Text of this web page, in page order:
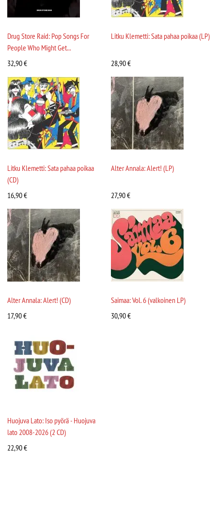
Drug Store Raid: Pop Songs For
People Who Might Get...
32,90€
Litku Klemetti: Sata pahaa poikaa (LP)
28,90€
Litku Klemetti: Sata pahaa poikaa
(CD)
16,90€
Alter Annala: Alert! (LP)
27,90€
Alter Annala: Alert! (CD)
17,90€
Saimaa: Vol. 6 (valkoinen LP)
30,90€
Huojuva Lato: Iso pyörä - Huojuva
lato 2008-2026 (2 CD)
22,90€